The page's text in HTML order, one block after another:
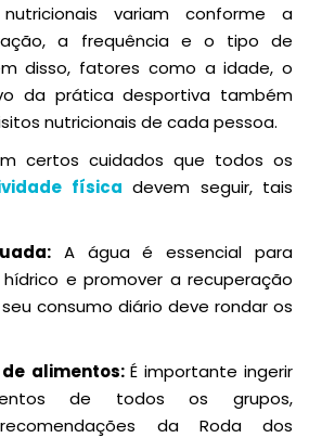
variam conforme a
a frequência e o tipo de
disso, fatores como a idade, o
da prática desportiva também
nutricionais de cada pessoa.
certos cuidados que todos os
física devem seguir, tais
A água é essencial para
e promover a recuperação
consumo diário deve rondar os
alimentos: É importante ingerir
de todos os grupos,
da Roda dos